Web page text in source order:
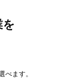
を
べます。